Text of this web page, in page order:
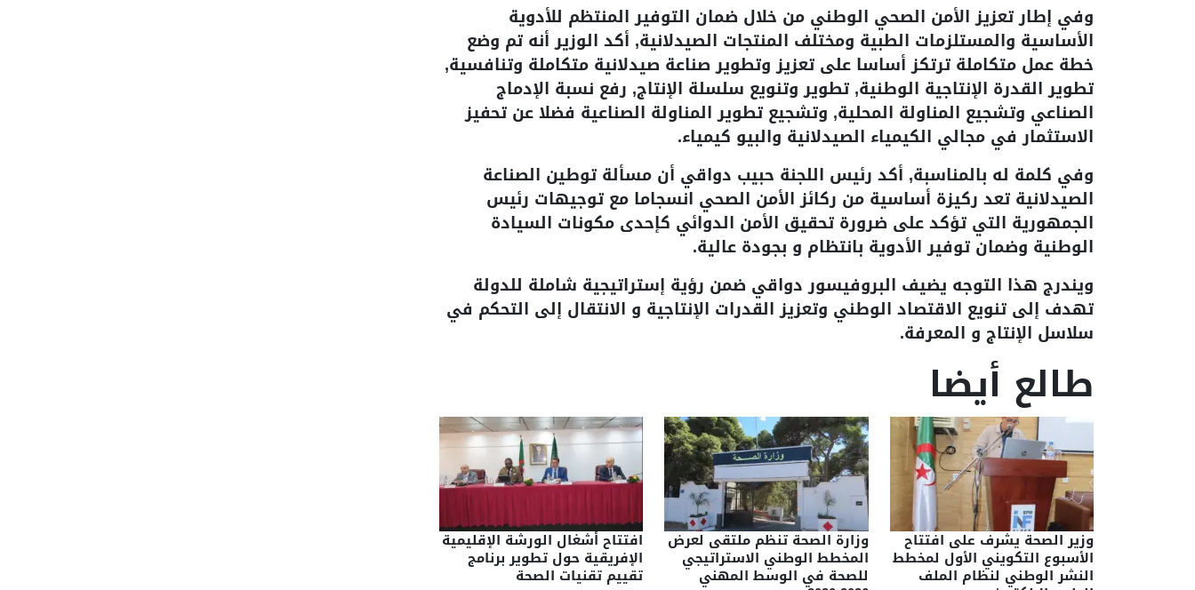
وفي إطار تعزيز الأمن الصحي الوطني من خلال ضمان التوفير المنتظم للأدوية
الأساسية والمستلزمات الطبية ومختلف المنتجات الصيدلانية, أكد الوزير أنه تم وضع
خطة عمل متكاملة ترتكز أساسا على تعزيز وتطوير صناعة صيدلانية متكاملة وتنافسية,
تطوير القدرة الإنتاجية الوطنية, تطوير وتنويع سلسلة الإنتاج, رفع نسبة الإدماج
الصناعي وتشجيع المناولة المحلية, وتشجيع تطوير المناولة الصناعية فضلا عن تحفيز
الاستثمار في مجالي الكيمياء الصيدلانية والبيو كيمياء.
وفي كلمة له بالمناسبة, أكد رئيس اللجنة حبيب دواقي أن مسألة توطين الصناعة
الصيدلانية تعد ركيزة أساسية من ركائز الأمن الصحي انسجاما مع توجيهات رئيس
الجمهورية التي تؤكد على ضرورة تحقيق الأمن الدوائي كإحدى مكونات السيادة
الوطنية وضمان توفير الأدوية بانتظام و بجودة عالية.
ويندرج هذا التوجه يضيف البروفيسور دواقي ضمن رؤية إستراتيجية شاملة للدولة
تهدف إلى تنويع الاقتصاد الوطني وتعزيز القدرات الإنتاجية و الانتقال إلى التحكم في
سلاسل الإنتاج و المعرفة.
طالع أيضا
وزير الصحة يشرف على افتتاح
الأسبوع التكويني الأول لمخطط
النشر الوطني لنظام الملف
وزارة الصحة تنظم ملتقى لعرض
المخطط الوطني الاستراتيجي
للصحة في الوسط المهني
افتتاح أشغال الورشة الإقليمية
الإفريقية حول تطوير برنامج
تقييم تقنيات الصحة